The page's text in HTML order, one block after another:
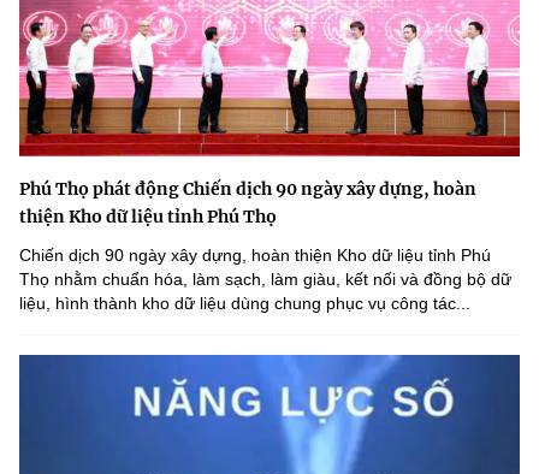
Phú Thọ phát động Chiến dịch 90 ngày xây dựng, hoàn
thiện Kho dữ liệu tỉnh Phú Thọ
Chiến dịch 90 ngày xây dựng, hoàn thiện Kho dữ liệu tỉnh Phú
Thọ nhằm chuẩn hóa, làm sạch, làm giàu, kết nối và đồng bộ dữ
liệu, hình thành kho dữ liệu dùng chung phục vụ công tác...